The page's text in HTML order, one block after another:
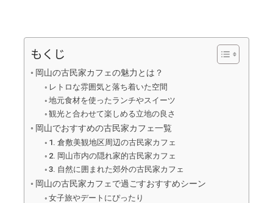
もくじ
岡山の古民家カフェの魅力とは？
レトロな雰囲気と落ち着いた空間
地元食材を使ったランチやスイーツ
観光と合わせて楽しめる立地の良さ
岡山でおすすめの古民家カフェ一覧
1. 倉敷美観地区周辺の古民家カフェ
2. 岡山市内の隠れ家的古民家カフェ
3. 自然に囲まれた郊外の古民家カフェ
岡山の古民家カフェで過ごすおすすめシーン
女子旅やデートにぴったり